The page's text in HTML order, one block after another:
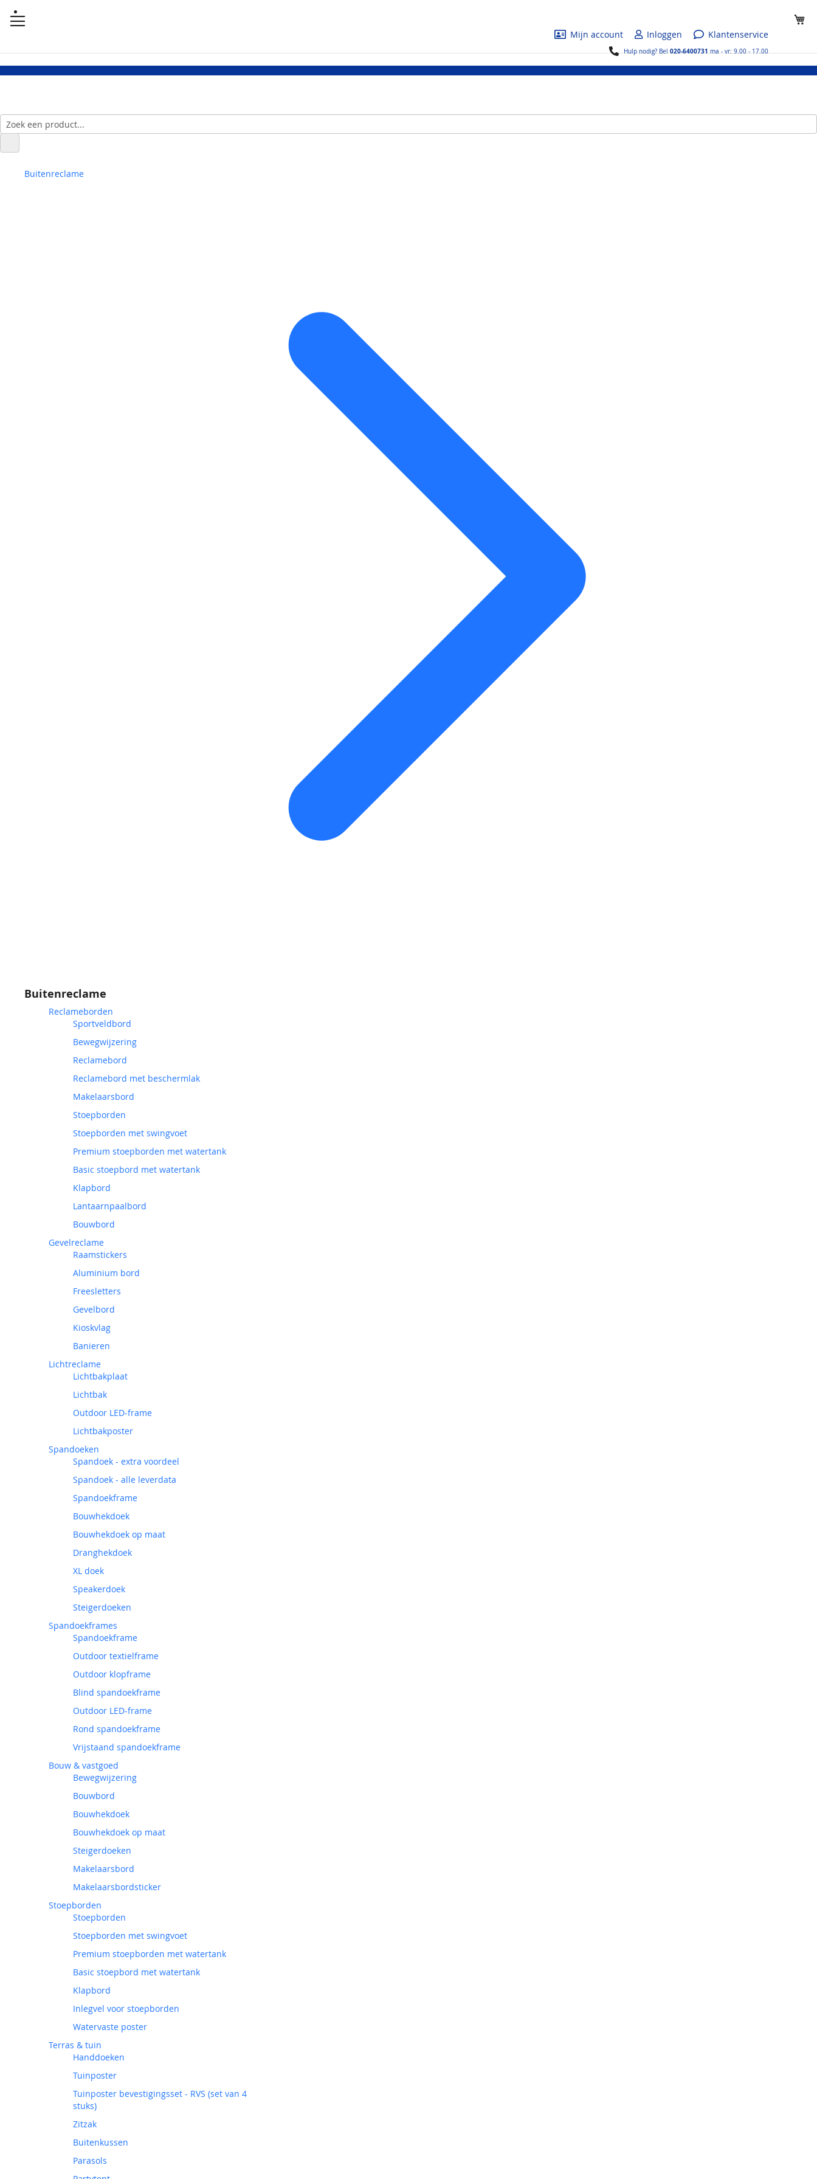
Mijn account
Inloggen Klantenservice
Hulp nodig? Bel020-6400731ma - vr: 9.00 - 17.00
Buitenreclame
Buitenreclame
Reclameborden
Sportveldbord
Bewegwijzering
Reclamebord
Reclamebord met beschermlak
Makelaarsbord
Stoepborden
Stoepborden met swingvoet
Premium stoepborden met watertank
Basic stoepbord met watertank
Klapbord
Lantaarnpaalbord
Bouwbord
Gevelreclame
Raamstickers
Aluminium bord
Freesletters
Gevelbord
Kioskvlag
Banieren
Lichtreclame
Lichtbakplaat
Lichtbak
Outdoor LED-frame
Lichtbakposter
Spandoeken
Spandoek - extra voordeel
Spandoek - alle leverdata
Spandoekframe
Bouwhekdoek
Bouwhekdoek op maat
Dranghekdoek
XL doek
Speakerdoek
Steigerdoeken
Spandoekframes
Spandoekframe
Outdoor textielframe
Outdoor klopframe
Blind spandoekframe
Outdoor LED-frame
Rond spandoekframe
Vrijstaand spandoekframe
Bouw & vastgoed
Bewegwijzering
Bouwbord
Bouwhekdoek
Bouwhekdoek op maat
Steigerdoeken
Makelaarsbord
Makelaarsbordsticker
Stoepborden
Stoepborden
Stoepborden met swingvoet
Premium stoepborden met watertank
Basic stoepbord met watertank
Klapbord
Inlegvel voor stoepborden
Watervaste poster
Terras & tuin
Handdoeken
Tuinposter
Tuinposter bevestigingsset - RVS (set van 4
stuks)
Zitzak
Buitenkussen
Parasols